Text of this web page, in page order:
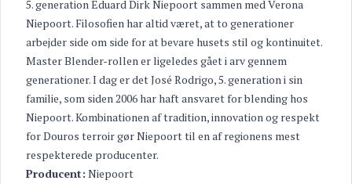
5. generation Eduard Dirk Niepoort sammen med Verona
Niepoort. Filosofien har altid været, at to generationer
arbejder side om side for at bevare husets stil og kontinuitet.
Master Blender-rollen er ligeledes gået i arv gennem
generationer. I dag er det José Rodrigo, 5. generation i sin
familie, som siden 2006 har haft ansvaret for blending hos
Niepoort. Kombinationen af tradition, innovation og respekt
for Douros terroir gør Niepoort til en af regionens mest
respekterede producenter.
Producent: Niepoort